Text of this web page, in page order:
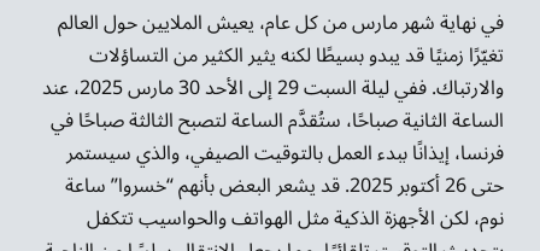
في نهاية شهر مارس من كل عام، يعيش الملايين حول العالم
تغيّرًا زمنيًا قد يبدو بسيطًا لكنه يثير الكثير من التساؤلات
والارتباك. ففي ليلة السبت 29 إلى الأحد 30 مارس 2025، عند
الساعة الثانية صباحًا، ستُقدَّم الساعة لتصبح الثالثة صباحًا في
فرنسا، إيذانًا ببدء العمل بالتوقيت الصيفي، والذي سيستمر
حتى 26 أكتوبر 2025. قد يشعر البعض بأنهم “خسروا” ساعة
نوم، لكن الأجهزة الذكية مثل الهواتف والحواسيب تتكفل